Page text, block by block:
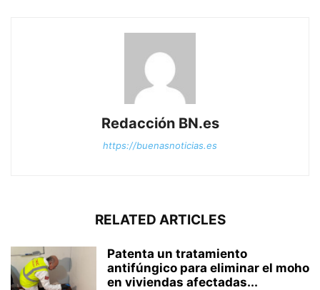
Redacción BN.es
https://buenasnoticias.es
RELATED ARTICLES
Patenta un tratamiento
antifúngico para eliminar el moho
en viviendas afectadas...